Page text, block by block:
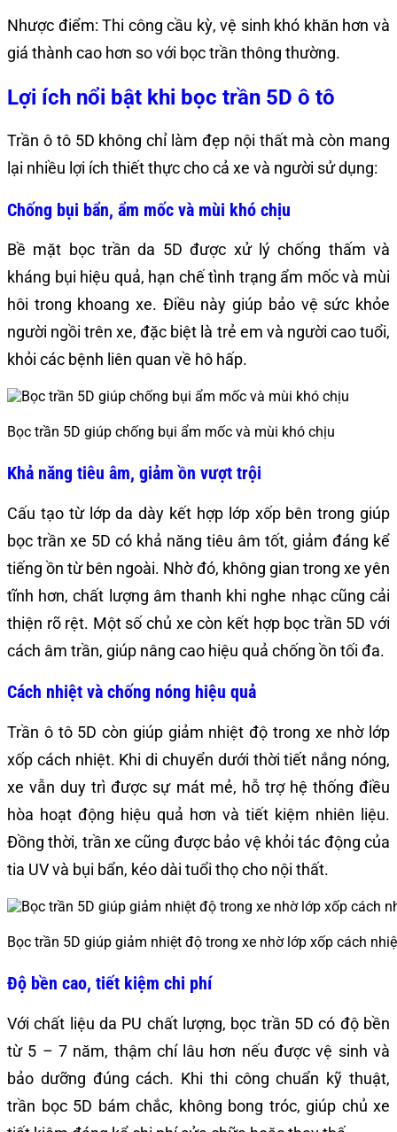
Nhược điểm: Thi công cầu kỳ, vệ sinh khó khăn hơn và
giá thành cao hơn so với bọc trần thông thường.
Lợi ích nổi bật khi bọc trần 5D ô tô
Trần ô tô 5D không chỉ làm đẹp nội thất mà còn mang
lại nhiều lợi ích thiết thực cho cả xe và người sử dụng:
Chống bụi bẩn, ẩm mốc và mùi khó chịu
Bề mặt bọc trần da 5D được xử lý chống thấm và
kháng bụi hiệu quả, hạn chế tình trạng ẩm mốc và mùi
hôi trong khoang xe. Điều này giúp bảo vệ sức khỏe
người ngồi trên xe, đặc biệt là trẻ em và người cao tuổi,
khỏi các bệnh liên quan về hô hấp.
Bọc trần 5D giúp chống bụi ẩm mốc và mùi khó chịu
Khả năng tiêu âm, giảm ồn vượt trội
Cấu tạo từ lớp da dày kết hợp lớp xốp bên trong giúp
bọc trần xe 5D có khả năng tiêu âm tốt, giảm đáng kể
tiếng ồn từ bên ngoài. Nhờ đó, không gian trong xe yên
tĩnh hơn, chất lượng âm thanh khi nghe nhạc cũng cải
thiện rõ rệt. Một số chủ xe còn kết hợp bọc trần 5D với
cách âm trần, giúp nâng cao hiệu quả chống ồn tối đa.
Cách nhiệt và chống nóng hiệu quả
Trần ô tô 5D còn giúp giảm nhiệt độ trong xe nhờ lớp
xốp cách nhiệt. Khi di chuyển dưới thời tiết nắng nóng,
xe vẫn duy trì được sự mát mẻ, hỗ trợ hệ thống điều
hòa hoạt động hiệu quả hơn và tiết kiệm nhiên liệu.
Đồng thời, trần xe cũng được bảo vệ khỏi tác động của
tia UV và bụi bẩn, kéo dài tuổi thọ cho nội thất.
Bọc trần 5D giúp giảm nhiệt độ trong xe nhờ lớp xốp cách
Độ bền cao, tiết kiệm chi phí
Với chất liệu da PU chất lượng, bọc trần 5D có độ bền
từ 5 – 7 năm, thậm chí lâu hơn nếu được vệ sinh và
bảo dưỡng đúng cách. Khi thi công chuẩn kỹ thuật,
trần bọc 5D bám chắc, không bong tróc, giúp chủ xe